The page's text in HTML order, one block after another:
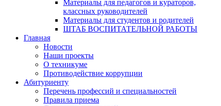
Материалы для педагогов и кураторов,
классных руководителей
Материалы для студентов и родителей
ШТАБ ВОСПИТАТЕЛЬНОЙ РАБОТЫ
Главная
Новости
Наши проекты
О техникуме
Противодействие коррупции
Абитуриенту
Перечень профессий и специальностей
Правила приема